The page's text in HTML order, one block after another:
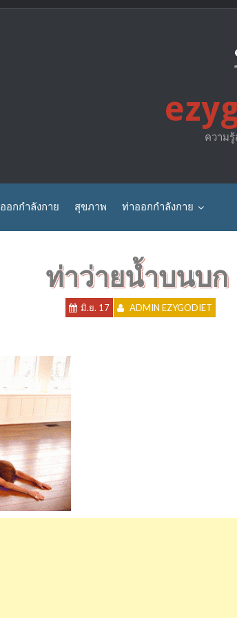
ความ
ออกกำลังกาย สุขภาพ ท่าออกกำลังกาย
ท่าว่ายน้ำบนบก
มิ.ย. 17 ADMIN EZYGODIET